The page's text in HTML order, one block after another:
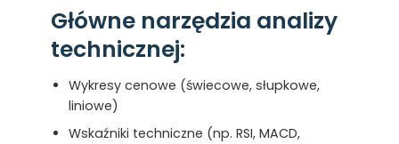
Główne narzędzia analizy
technicznej:
Wykresy cenowe (świecowe, słupkowe,
liniowe)
Wskaźniki techniczne (np. RSI, MACD,